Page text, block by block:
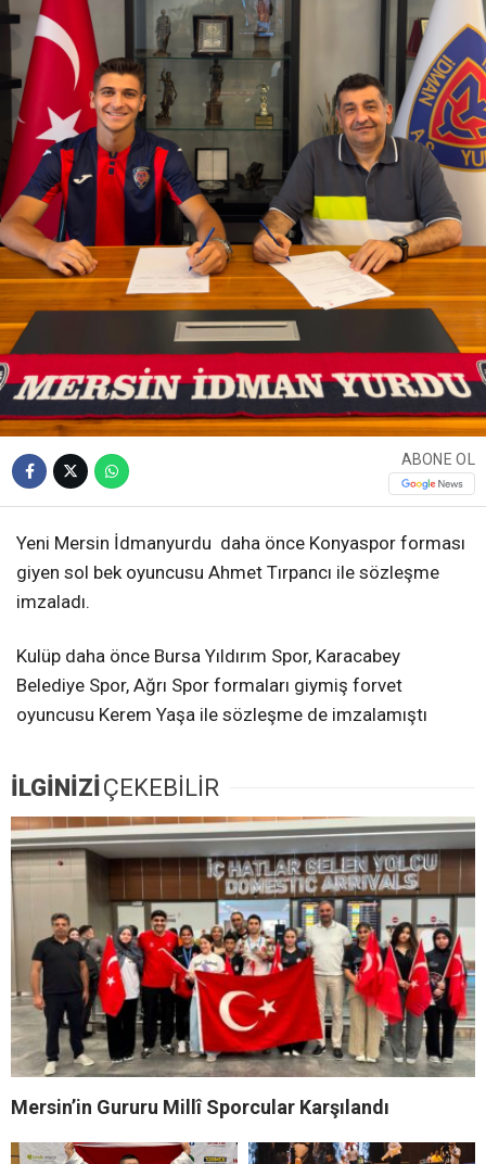
ABONE OL
Yeni Mersin İdmanyurdu daha önce Konyaspor forması
giyen sol bek oyuncusu Ahmet Tırpancı ile sözleşme
imzaladı.
Kulüp daha önce Bursa Yıldırım Spor, Karacabey
Belediye Spor, Ağrı Spor formaları giymiş forvet
oyuncusu Kerem Yaşa ile sözleşme de imzalamıştı
İLGİNİZİÇEKEBİLİR
Mersin’in Gururu Millî Sporcular Karşılandı